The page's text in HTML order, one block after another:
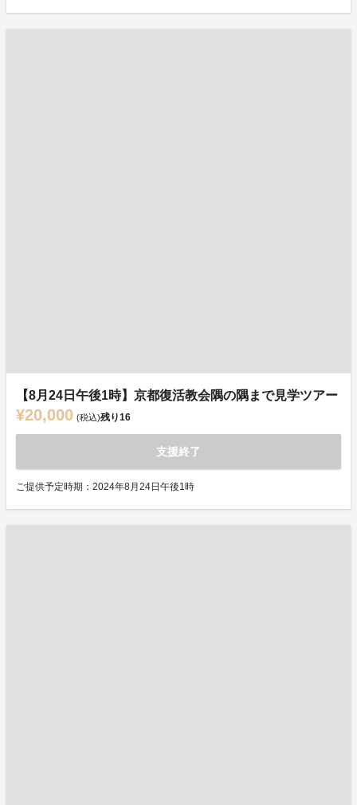
【8月24日午後1時】京都復活教会隅の隅まで見学ツアー
¥20,000 (税込)残り16
支援終了
ご提供予定時期：2024年8月24日午後1時